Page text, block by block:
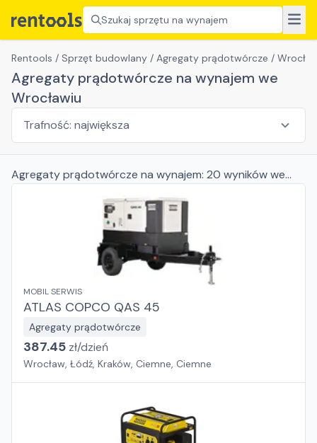
Szukaj sprzętu na wynajem
Rentools / Sprzęt budowlany / Agregaty prądotwórcze /
Agregaty prądotwórcze na wynajem we
Wrocławiu
Agregaty prądotwórcze na wynajem: 20 wynikówwe
MOBIL SERWIS
ATLAS COPCO QAS 45
Agregaty prądotwórcze
387.45 zł/dzień
Wrocław, Łódź, Kraków, Ciemne, Ciemne